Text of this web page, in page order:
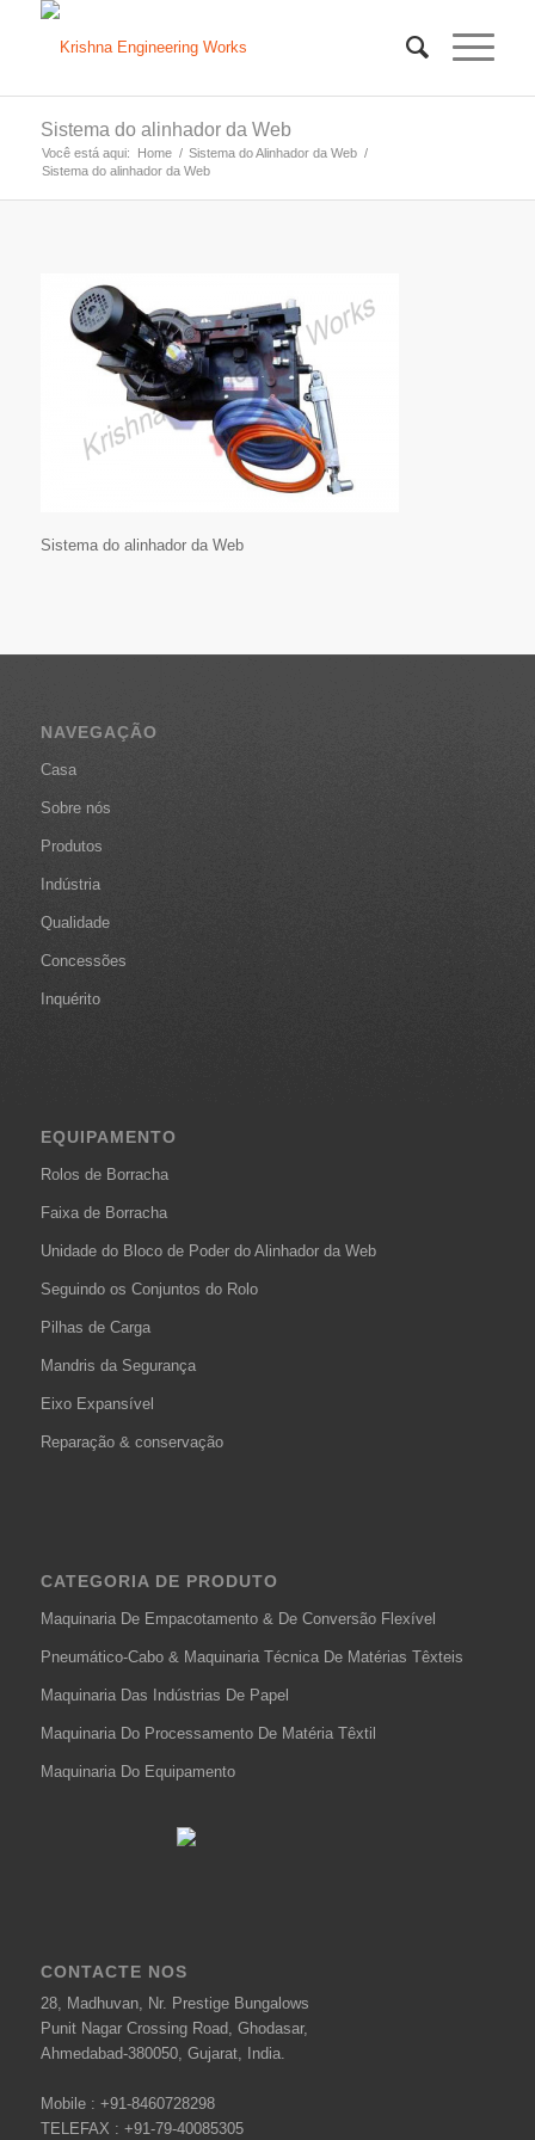
Sistema do alinhador da Web
Você está aqui: Home / Sistema do Alinhador da Web /
Sistema do alinhador da Web
Sistema do alinhador da Web
NAVEGAÇÃO
Casa
Sobre nós
Produtos
Indústria
Qualidade
Concessões
Inquérito
EQUIPAMENTO
Rolos de Borracha
Faixa de Borracha
Unidade do Bloco de Poder do Alinhador da Web
Seguindo os Conjuntos do Rolo
Pilhas de Carga
Mandris da Segurança
Eixo Expansível
Reparação & conservação
CATEGORIA DE PRODUTO
Maquinaria De Empacotamento & De Conversão Flexível
Pneumático-Cabo & Maquinaria Técnica De Matérias Têxteis
Maquinaria Das Indústrias De Papel
Maquinaria Do Processamento De Matéria Têxtil
Maquinaria Do Equipamento
CONTACTE NOS
28, Madhuvan, Nr. Prestige Bungalows
Punit Nagar Crossing Road, Ghodasar,
Ahmedabad-380050, Gujarat, India.
Mobile : +91-8460728298
TELEFAX : +91-79-40085305